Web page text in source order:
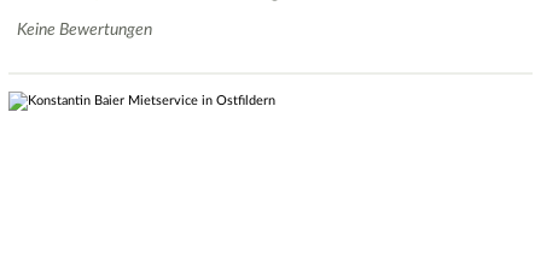
Keine Bewertungen